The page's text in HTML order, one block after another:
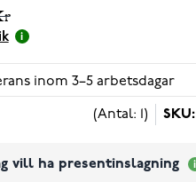
inom 3–5 arbetsdagar
(Antal: 1) SKU:
vill ha presentinslagning